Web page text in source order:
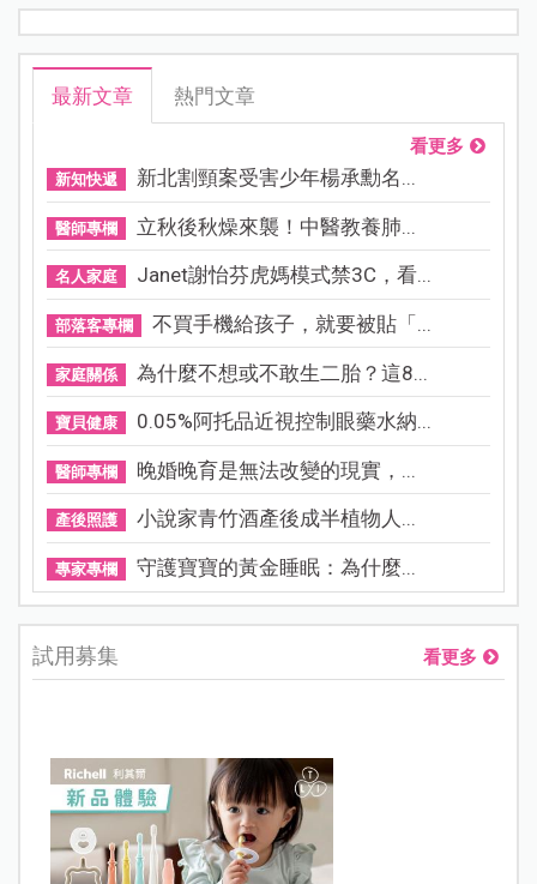
最新文章 熱門文章
看更多
新知快遞 新北割頸案受害少年楊承勳名...
醫師專欄 立秋後秋燥來襲！中醫教養肺...
名人家庭 Janet謝怡芬虎媽模式禁3C，看...
部落客專欄 不買手機給孩子，就要被貼「...
家庭關係 為什麼不想或不敢生二胎？這8...
寶貝健康 0.05%阿托品近視控制眼藥水納...
醫師專欄 晚婚晚育是無法改變的現實，...
產後照護 小說家青竹酒產後成半植物人...
專家專欄 守護寶寶的黃金睡眠：為什麼...
試用募集 看更多